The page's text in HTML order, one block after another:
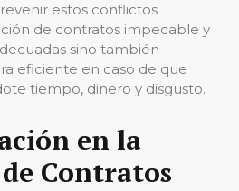
estos conflictos
de contratos impecable y
sino también
eficiente en caso de que
tiempo, dinero y disgusto.
en la
Contratos